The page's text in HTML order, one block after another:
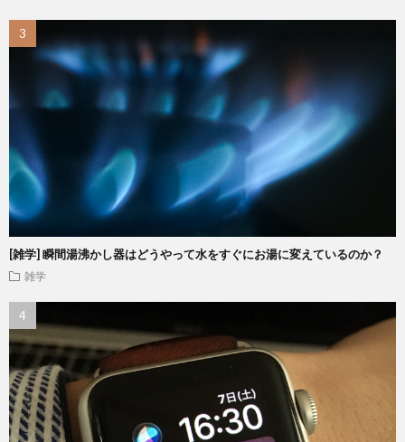
[雑学] 瞬間湯沸かし器はどうやって水をすぐにお湯に変えているのか？
雑学